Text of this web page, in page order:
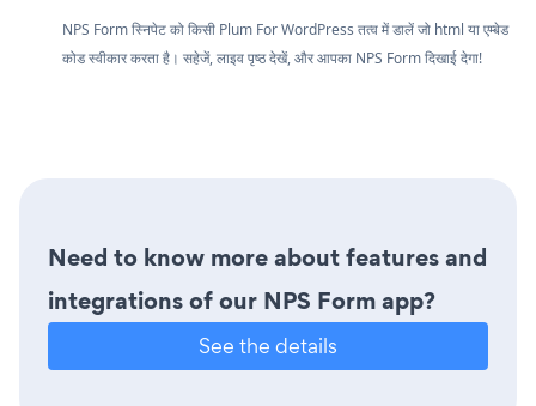
NPS Form स्निपेट को किसी Plum For WordPress तत्व में डालें जो html या एम्बेड
कोड स्वीकार करता है। सहेजें, लाइव पृष्ठ देखें, और आपका NPS Form दिखाई देगा!
Need to know more about features and
integrations of our NPS Form app?
See the details